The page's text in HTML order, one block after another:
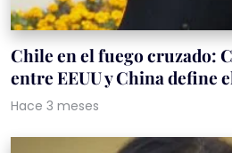
Chile en el fuego cruzado:
entre EEUU y China define
Hace 3 meses